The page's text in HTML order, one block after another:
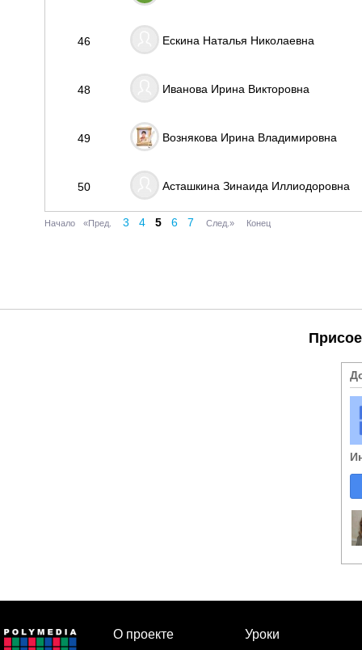
46 Ескина Наталья Николаевна
48 Иванова Ирина Викторовна
49 Вознякова Ирина Владимировна
50 Асташкина Зинаида Иллиодоровна
Начало «Пред. 3 4 5 6 7 След.» Конец
О проекте Уроки